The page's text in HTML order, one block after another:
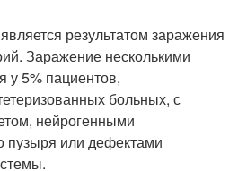
результатом заражения
Заражение несколькими
у 5% пациентов,
больных, с
нейрогенными
пузыря или дефектами